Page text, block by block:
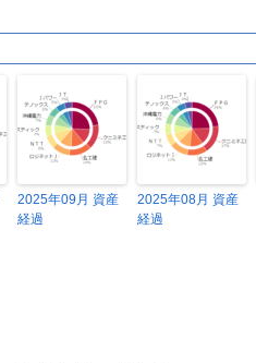
2025年09月 資産
経過
2025年08月 資産
経過